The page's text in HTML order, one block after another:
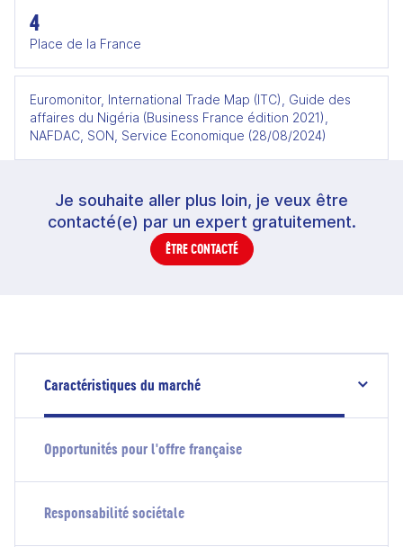
4
Place de la France
Euromonitor, International Trade Map (ITC), Guide des
affaires du Nigéria (Business France édition 2021),
NAFDAC, SON, Service Economique (28/08/2024)
Je souhaite aller plus loin, je veux être
contacté(e) par un expert gratuitement.
ÊTRE CONTACTÉ
Caractéristiques du marché
Opportunités pour l'offre française
Responsabilité sociétale